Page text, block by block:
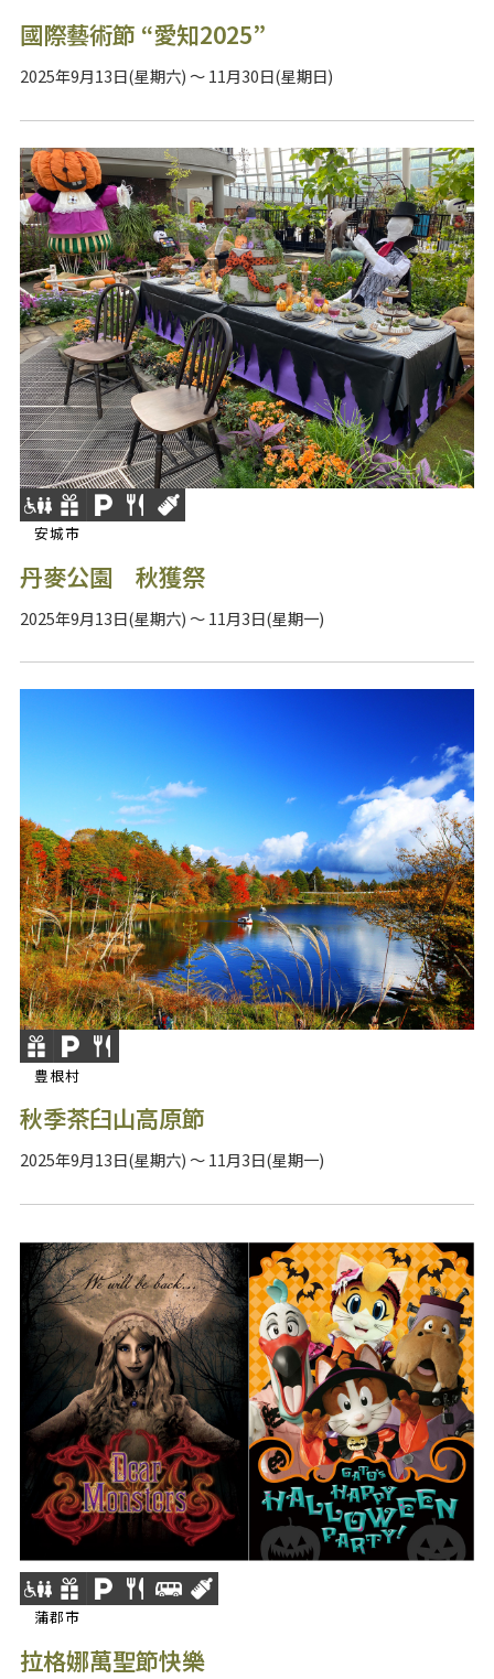
國際藝術節 “愛知2025”
2025年9月13日(星期六) ～ 11月30日(星期日)
安城市
丹麥公園 秋獲祭
2025年9月13日(星期六) ～ 11月3日(星期一)
豊根村
秋季茶臼山高原節
2025年9月13日(星期六) ～ 11月3日(星期一)
蒲郡市
拉格娜萬聖節快樂